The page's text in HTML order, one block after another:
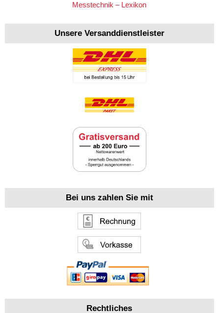
Messtechnik – Lexikon
Unsere Versanddienstleister
Bei uns zahlen Sie mit
Rechtliches